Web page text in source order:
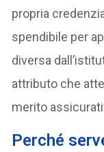
propria
spendibile per
diversa
attributo che
merito
Perché